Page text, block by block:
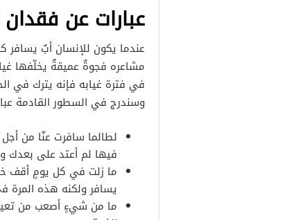
عبارات عن
عندما يكون للإنسان أبٌ يسافر
مشاعره فجوةٌ عميقةٌ يخلّفها
في فترة غيابه فإنه يترك في
وسندرج في السطور القادمة
لطالما سافرت عنّا من
فيها لم أعتد على
ما زلت في كل يومٍ أقف
يسافر ولكنه هذه
ما من شيءٍ أصعب من